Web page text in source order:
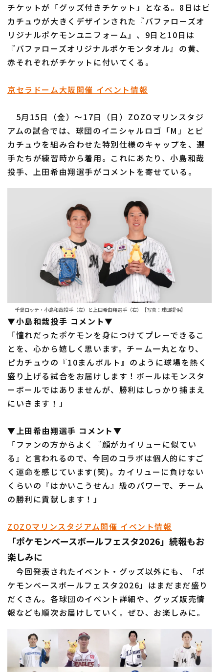
チケットが「グッズ付きチケット」となる。8日はピ
カチュウが大きくデザインされた『バファローズオ
リジナルポケモンユニフォーム』、9日と10日は
『バファローズオリジナルポケモンタオル』の黄、
赤それぞれがチケットに付いてくる。
京セラドーム大阪開催 イベント情報
5月15日（金）〜17日（日）ZOZOマリンスタジ
アムの試合では、球団のイニシャルロゴ「M」とピ
カチュウを組み合わせた特別仕様のキャップを、選
手たちが練習時から着用。これにあたり、小島和哉
投手、上田希由翔選手がコメントを寄せている。
千葉ロッテ・小島和哉投手（左）と上田希由翔選手（右）【写真：球団提供】
▼小島和哉投手 コメント▼
「憧れだったポケモンを身につけてプレーできるこ
とを、心から嬉しく思います。チーム一丸となり、
ピカチュウの『10まんボルト』のように球場を熱く
盛り上げる試合をお届けします！ボールはモンスタ
ーボールではありませんが、勝利はしっかり捕まえ
にいきます！」
▼上田希由翔選手 コメント▼
「ファンの方からよく『顔がカイリューに似てい
る』と言われるので、今回のコラボは個人的にすご
く運命を感じています(笑)。カイリューに負けない
くらいの『はかいこうせん』級のパワーで、チーム
の勝利に貢献します！」
ZOZOマリンスタジアム開催 イベント情報
「ポケモンベースボールフェスタ2026」続報もお
楽しみに
今回発表されたイベント・グッズ以外にも、「ポ
ケモンベースボールフェスタ2026」はまだまだ盛り
だくさん。各球団のイベント詳細や、グッズ販売情
報なども順次お届けしていく。ぜひ、お楽しみに。